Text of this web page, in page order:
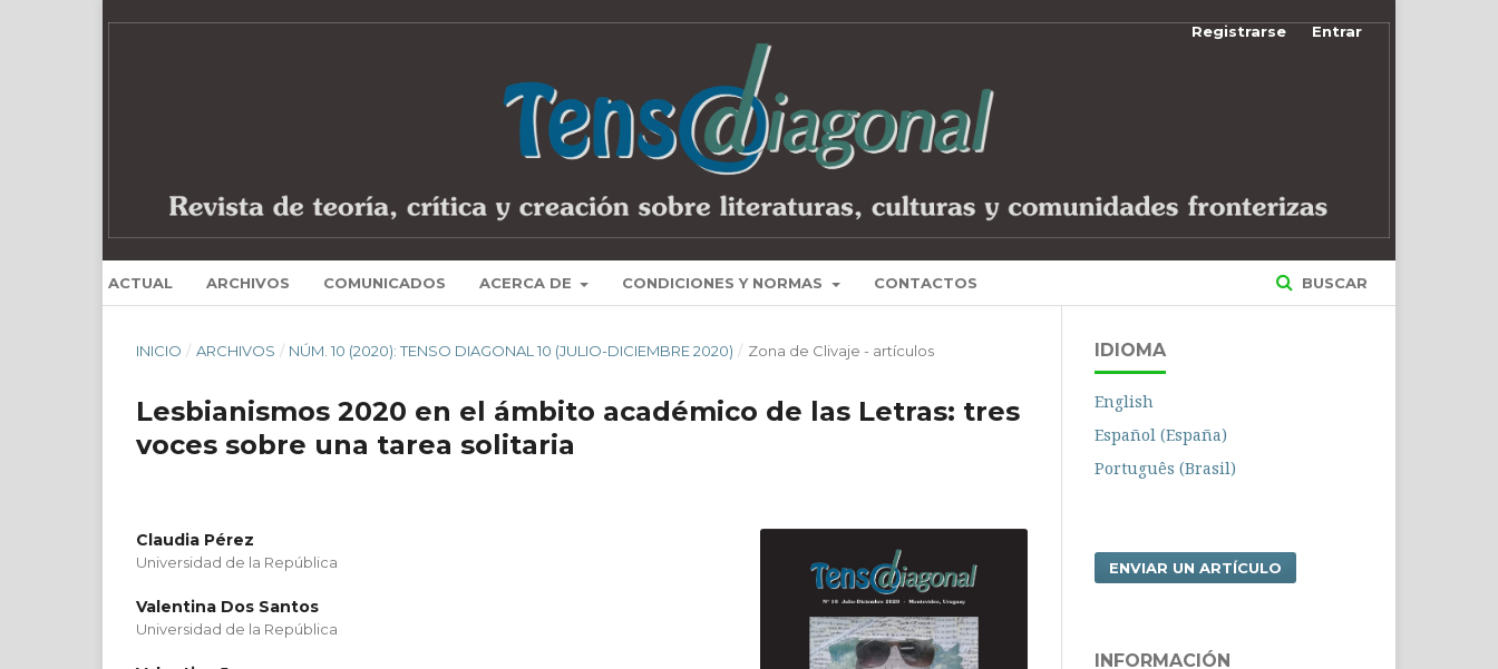
ACTUAL ARCHIVOS COMUNICADOS ACERCA DE CONDICIONES Y NORMAS CONTACTOS BUSCAR
Registrarse Entrar
INICIO / ARCHIVOS / NÚM. 10 (2020): TENSO DIAGONAL 10 (JULIO-DICIEMBRE 2020) / Zona de Clivaje - artículos
Lesbianismos 2020 en el ámbito académico de las Letras: tres
voces sobre una tarea solitaria
Claudia Pérez
Universidad de la República
Valentina Dos Santos
Universidad de la República
IDIOMA
English
Español (España)
Português (Brasil)
ENVIAR UN ARTÍCULO
INFORMACIÓN